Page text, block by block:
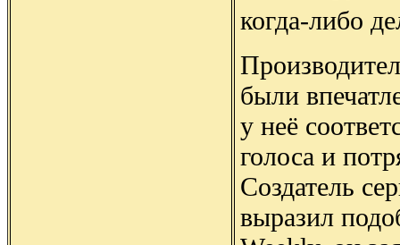
когда-либо
были
у неё
голоса и
Создатель
выразил